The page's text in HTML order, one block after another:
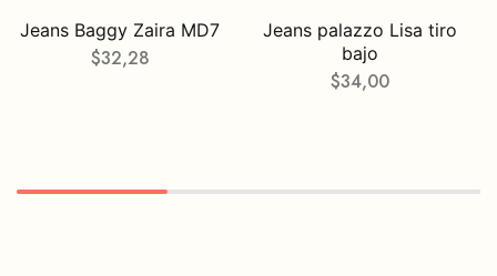
Jeans Baggy Zaira MD7
$32,28
Jeans palazzo Lisa tiro
bajo
$34,00